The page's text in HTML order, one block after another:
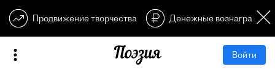
Продвижение творчества Денежные
Войти